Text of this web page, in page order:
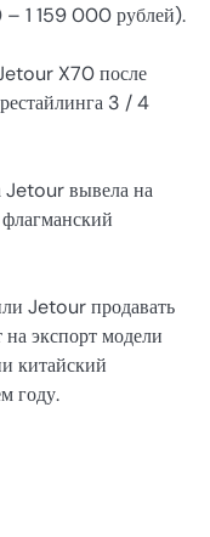
1 159 000 рублей).
X70 после
3 / 4
Jetour вывела на
Jetour продавать
экспорт модели
китайский
году.